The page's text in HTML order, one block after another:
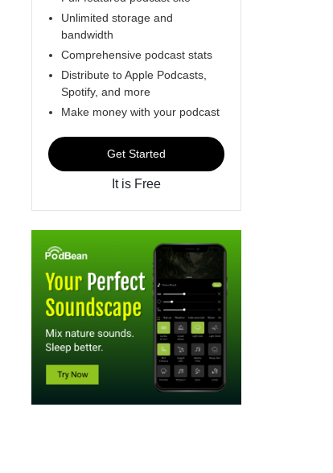
Unlimited storage and
bandwidth
Comprehensive podcast stats
Distribute to Apple Podcasts,
Spotify, and more
Make money with your podcast
Get Started
It is Free